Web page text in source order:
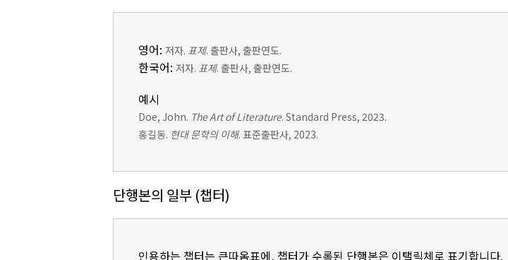
영어: 저자. 표제. 출판사, 출판연도.
한국어: 저자. 표제. 출판사, 출판연도.
예시
Doe, John. The Art of Literature. Standard Press, 2023.
홍길동. 현대 문학의 이해. 표준출판사, 2023.
단행본의 일부 (챕터)
인용하는 챕터는 큰따옴표에, 챕터가 수록된 단행본은 이탤릭체로 표기합니다.